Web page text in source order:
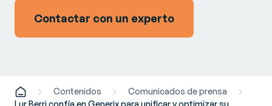
Contactar con un experto
Contenidos
Comunicados de prensa
Lur Berri confía en Generix para unificar y optimizar su